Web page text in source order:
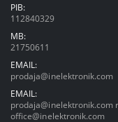
PIB:
112840329
MB:
21750611
EMAIL:
prodaja@inelektronik.com
EMAIL:
prodaja@inelektronik.com
office@inelektronik.com